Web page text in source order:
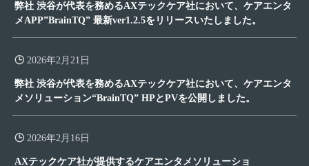
弊社 渋谷が代表を務めるAXテックケア社において、ケアエンタ
メAPP”BrainTQ” 最新ver1.2.5をリリースいたしました。
2026年2月21日
弊社 渋谷が代表を務めるAXテックケア社において、ケアエンタ
メソリューション“BrainTQ” HPとPVを公開しました。
2026年2月16日
AXテックケア社が提供するケアエンタメソリューショ